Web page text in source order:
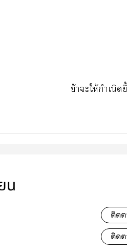
ข้าะให้กำเนิ
น
ติด
ติด